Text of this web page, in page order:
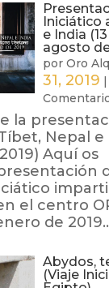
Iniciático
e India
agosto
porOro
31, 2019 |
la
Nepal e
Aquí os
el centro
de
Abydos,
(Viaje